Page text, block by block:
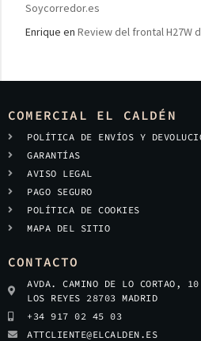
Soycorredor.es
Enrique en Review del frontal H27W
COMERCIAL EL CALDÉN
POLÍTICA DE ENVÍOS Y
GARANTÍAS
AVISO LEGAL
PAGO SEGURO
POLÍTICA DE COOKIES
MAPA DEL SITIO
CONTACTO
AVDA. CAMINO DE LO CORTAO,
LOS REYES 28703 MADRID
+34 917 02 45 03
ATTCLIENTE@ELCALDEN.ES